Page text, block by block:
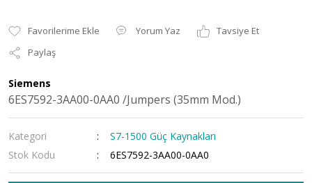
Yorum Yaz
Tavsiye Et
Paylaş
Siemens
6ES7592-3AA00-0AA0 /Jumpers (35mm Mod.)
Kategori
S7-1500 Güç Kaynakları
Stok Kodu
6ES7592-3AA00-0AA0